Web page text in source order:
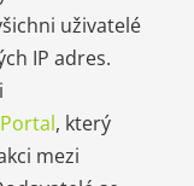
uživatelé
IP adres.
, který
mezi